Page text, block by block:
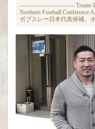
—————————- Tronto
Northern Football Conference
ボブスレー日本代表候補、